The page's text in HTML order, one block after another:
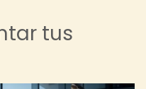
tus